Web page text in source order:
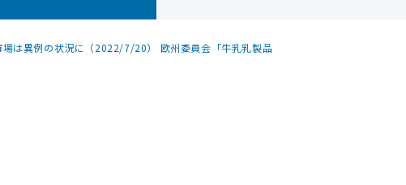
場は異例の状況に（2022/7/20） 欧州委員会「牛乳乳製品